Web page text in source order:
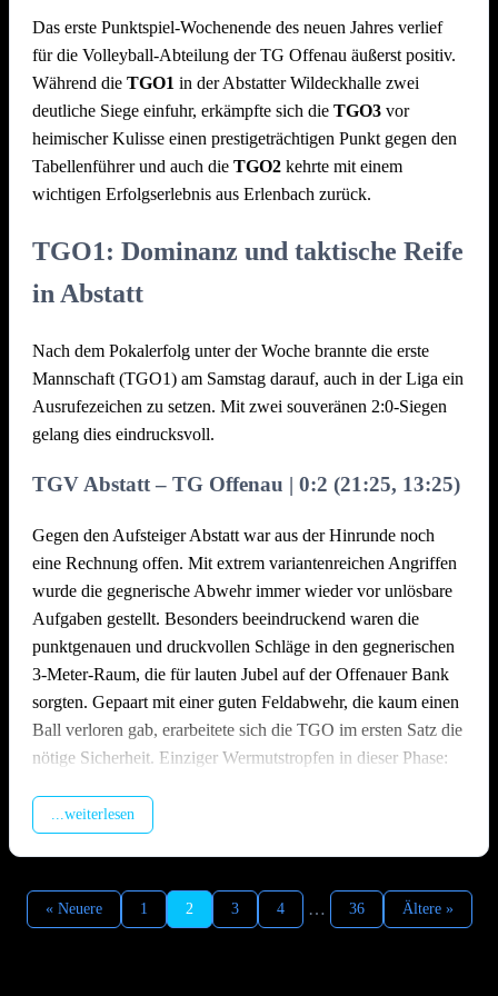
Bereits am kommenden Samstag geht es für die Volleyballer
der TGO weiter. Offenau 1 empfängt in eigener Halle die
Teams des SSV Ernsbach-Höfer und des TSV
Untergruppenbach. Spielbeginn ist am 07.02.26 um 13.30
Uhr in der Offenauer Sporthalle. Der Eintritt ist frei.
Für Offenau 1 geht der Blick in der Tabelle weiter nach oben.
Als aktuell Tabellendritter kann es mit Siegen aus den Spielen
Team um Kapitän Max Luka wünschen wir viel Erfolg !
Das erste Punktspiel-Wochenende des neuen Jahres verlief
für die Volleyball-Abteilung der TG Offenau äußerst positiv.
Während die TGO1 in der Abstatter Wildeckhalle zwei
deutliche Siege einfuhr, erkämpfte sich die TGO3 vor
heimischer Kulisse einen prestigeträchtigen Punkt gegen den
Tabellenführer und auch die TGO2 kehrte mit einem
wichtigen Erfolgserlebnis aus Erlenbach zurück.
TGO1: Dominanz und taktische Reife
in Abstatt
Nach dem Pokalerfolg unter der Woche brannte die erste
Mannschaft (TGO1) am Samstag darauf, auch in der Liga ein
Ausrufezeichen zu setzen. Mit zwei souveränen 2:0-Siegen
gelang dies eindrucksvoll.
TGV Abstatt – TG Offenau | 0:2 (21:25, 13:25)
Gegen den Aufsteiger Abstatt war aus der Hinrunde noch
eine Rechnung offen. Mit extrem variantenreichen Angriffen
wurde die gegnerische Abwehr immer wieder vor unlösbare
Aufgaben gestellt. Besonders beeindruckend waren die
punktgenauen und druckvollen Schläge in den gegnerischen
3-Meter-Raum, die für lauten Jubel auf der Offenauer Bank
sorgten. Gepaart mit einer guten Feldabwehr, die kaum einen
Ball verloren gab, erarbeitete sich die TGO im ersten Satz die
nötige Sicherheit. Einziger Wermutstropfen in dieser Phase:
verhinderten eine noch deutlichere Führung, sodass der Satz
Im zweiten Satz wechselten die Gastgeber durch, um Kräfte
für ihr weiteres Duell im Abstiegskampf zu schonen. Die
...weiterlesen
« Neuere 1 2 3 4 … 36 Ältere »